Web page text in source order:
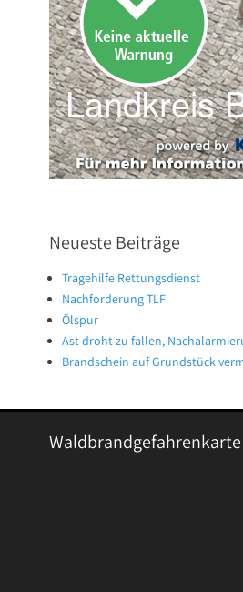
Neueste Beiträge
Tragehilfe Rettungsdienst
Nachforderung TLF
Ölspur
Ast droht zu fallen,
Brandschein auf Grundstück
Waldbrandgefahrenkarte